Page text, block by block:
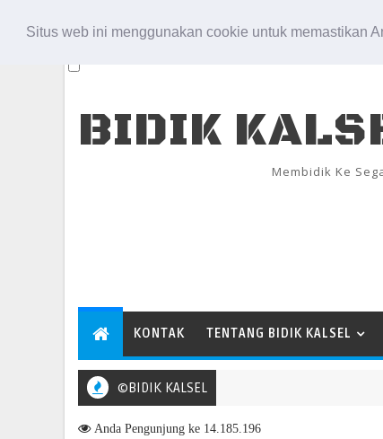
Situs web ini menggunakan cookie untuk memastikan
BIDIK
Membidik Ke
KONTAK TENTANG BIDIK KALSEL
©BIDIK KALSEL
Penandatanganan Nota Kesepakatan Perubahan KUA-PPAS
Anda Pengunjung ke 14.185.196